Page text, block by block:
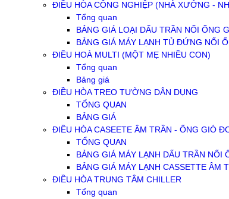
ĐIỀU HÒA CÔNG NGHIỆP (NHÀ XƯỞNG -
Tổng quan
BẢNG GIÁ LOẠI DẤU TRẦN NỐI ỐNG
BẢNG GIÁ MÁY LẠNH TỦ ĐỨNG NỐI
ĐIỀU HOÀ MULTI (MỘT MẸ NHIỀU CON)
Tổng quan
Bảng giá
ĐIỀU HÒA TREO TƯỜNG DÂN DỤNG
TỔNG QUAN
BẢNG GIÁ
ĐIỀU HÒA CASEETE ÂM TRẦN - ỐNG GIÓ
TỔNG QUAN
BẢNG GIÁ MÁY LẠNH DẤU TRẦN NỐI
BẢNG GIÁ MÁY LẠNH CASSETTE ÂM
ĐIỀU HÒA TRUNG TÂM CHILLER
Tổng quan